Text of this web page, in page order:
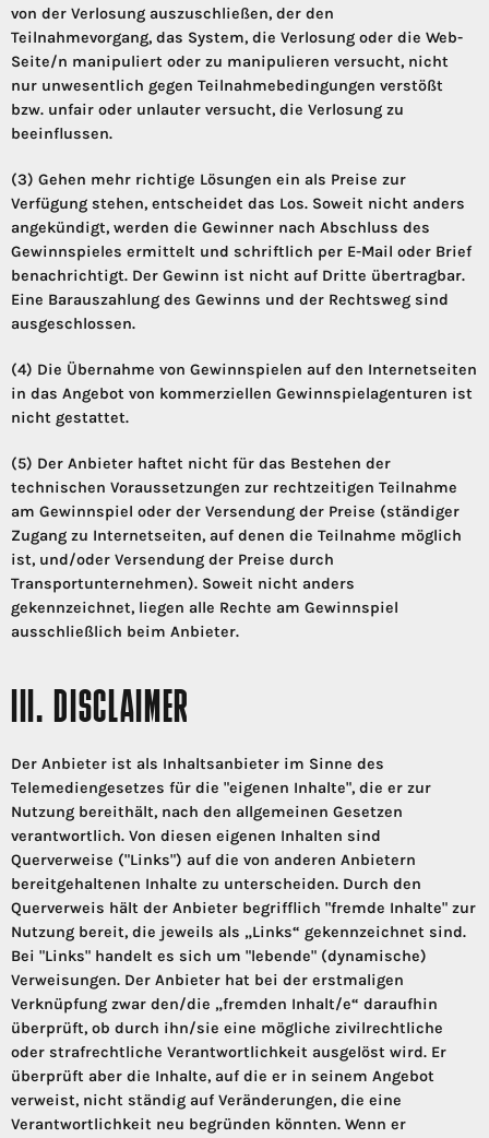
von der Verlosung auszuschließen, der den
Teilnahmevorgang, das System, die Verlosung oder die Web-
Seite/n manipuliert oder zu manipulieren versucht, nicht
nur unwesentlich gegen Teilnahmebedingungen verstößt
bzw. unfair oder unlauter versucht, die Verlosung zu
beeinflussen.
(3) Gehen mehr richtige Lösungen ein als Preise zur
Verfügung stehen, entscheidet das Los. Soweit nicht anders
angekündigt, werden die Gewinner nach Abschluss des
Gewinnspieles ermittelt und schriftlich per E-Mail oder Brief
benachrichtigt. Der Gewinn ist nicht auf Dritte übertragbar.
Eine Barauszahlung des Gewinns und der Rechtsweg sind
ausgeschlossen.
(4) Die Übernahme von Gewinnspielen auf den Internetseiten
in das Angebot von kommerziellen Gewinnspielagenturen ist
nicht gestattet.
(5) Der Anbieter haftet nicht für das Bestehen der
technischen Voraussetzungen zur rechtzeitigen Teilnahme
am Gewinnspiel oder der Versendung der Preise (ständiger
Zugang zu Internetseiten, auf denen die Teilnahme möglich
ist, und/oder Versendung der Preise durch
Transportunternehmen). Soweit nicht anders
gekennzeichnet, liegen alle Rechte am Gewinnspiel
ausschließlich beim Anbieter.
III. DISCLAIMER
Der Anbieter ist als Inhaltsanbieter im Sinne des
Telemediengesetzes für die "eigenen Inhalte", die er zur
Nutzung bereithält, nach den allgemeinen Gesetzen
verantwortlich. Von diesen eigenen Inhalten sind
Querverweise ("Links") auf die von anderen Anbietern
bereitgehaltenen Inhalte zu unterscheiden. Durch den
Querverweis hält der Anbieter begrifflich "fremde Inhalte" zur
Nutzung bereit, die jeweils als „Links“ gekennzeichnet sind.
Bei "Links" handelt es sich um "lebende" (dynamische)
Verweisungen. Der Anbieter hat bei der erstmaligen
Verknüpfung zwar den/die „fremden Inhalt/e“ daraufhin
überprüft, ob durch ihn/sie eine mögliche zivilrechtliche
oder strafrechtliche Verantwortlichkeit ausgelöst wird. Er
überprüft aber die Inhalte, auf die er in seinem Angebot
verweist, nicht ständig auf Veränderungen, die eine
Verantwortlichkeit neu begründen könnten. Wenn er